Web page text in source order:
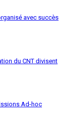
avec succès
du CNT divisent
Ad-hoc